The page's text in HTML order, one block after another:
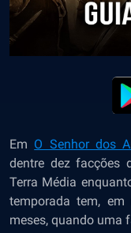
Em O Senhor dos
dentre dez facções
Terra Média
temporada tem,
meses, quando uma